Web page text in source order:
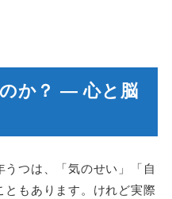
か？ ― 心と脳
つは、「気のせい」「自
もあります。けれど実際